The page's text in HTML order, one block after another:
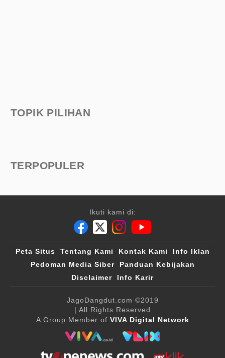
TOPIK PILIHAN
TERPOPULER
Ikuti kami di:
Peta Situs Tentang Kami Kontak Kami
Info Iklan
Pedoman Media Siber
Panduan Kebijakan
Disclaimer
Info Karir
JagoDangdut.com ©2019
| All Rights Reserved
A Group Member of VIVA Digital Network